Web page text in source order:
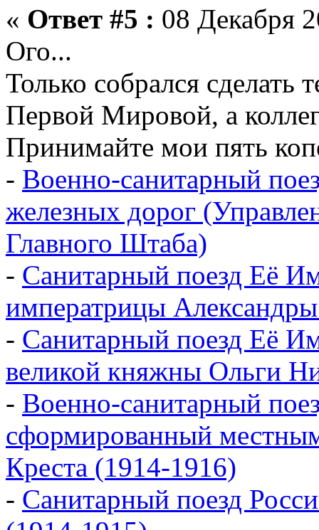
« Ответ #5 : 08 Декабря
Ого...
Только собрался сделать
Первой Мировой, а
Принимайте мои пять
- Военно-санитарный
железных дорог
Главного Штаба)
- Санитарный поезд Её
императрицы
- Санитарный поезд Её
великой княжны Ольги
- Военно-санитарный
сформированный
Креста (1914-1916)
- Санитарный поезд